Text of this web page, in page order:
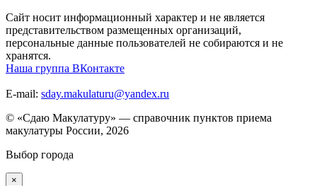
Сайт носит информационный характер и не является
представительством размещенных организаций,
персональные данные пользователей не собираются и не
хранятся.
Наша группа ВКонтакте
E-mail: sday.makulaturu@yandex.ru
© «Сдаю Макулатуру» — справочник пунктов приема
макулатуры России, 2026
Выбор города
×